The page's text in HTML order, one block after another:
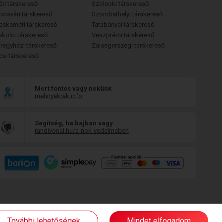
társkereső
társkereső
társkereső
társkereső
társkereső
társkereső
Szolnoki társkereső
Szombathelyi társkereső
Tatabányai társkereső
Veszprémi társkereső
Zalaegerszegi társkereső
Mert fontos vagy nekünk
mehnyakrak.info
Segítség, ha bajban vagy
randivonal.hu/a-nok-vedelmeben